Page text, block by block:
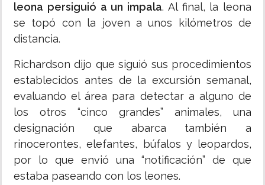
leona persiguió a un impala. Al final, la leona
se topó con la joven a unos kilómetros de
distancia.
Richardson dijo que siguió sus procedimientos
establecidos antes de la excursión semanal,
evaluando el área para detectar a alguno de
los otros “cinco grandes” animales, una
designación que abarca también a
rinocerontes, elefantes, búfalos y leopardos,
por lo que envió una “notificación” de que
estaba paseando con los leones.